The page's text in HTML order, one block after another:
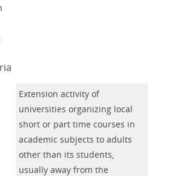
Extension activity of
universities organizing local
short or part time courses in
academic subjects to adults
other than its students,
usually away from the